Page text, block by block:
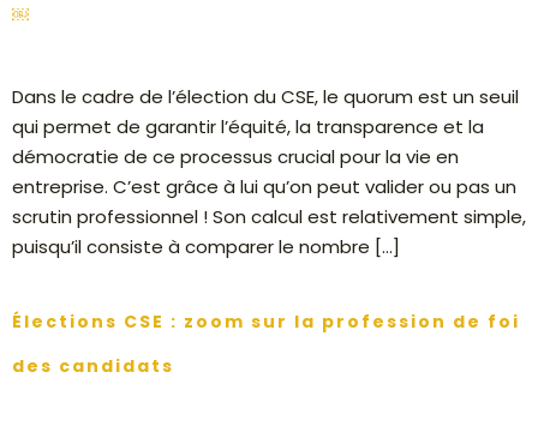
￼
Dans le cadre de l’élection du CSE, le quorum est un seuil
qui permet de garantir l’équité, la transparence et la
démocratie de ce processus crucial pour la vie en
entreprise. C’est grâce à lui qu’on peut valider ou pas un
scrutin professionnel ! Son calcul est relativement simple,
puisqu’il consiste à comparer le nombre […]
Élections CSE : zoom sur la profession de foi
des candidats